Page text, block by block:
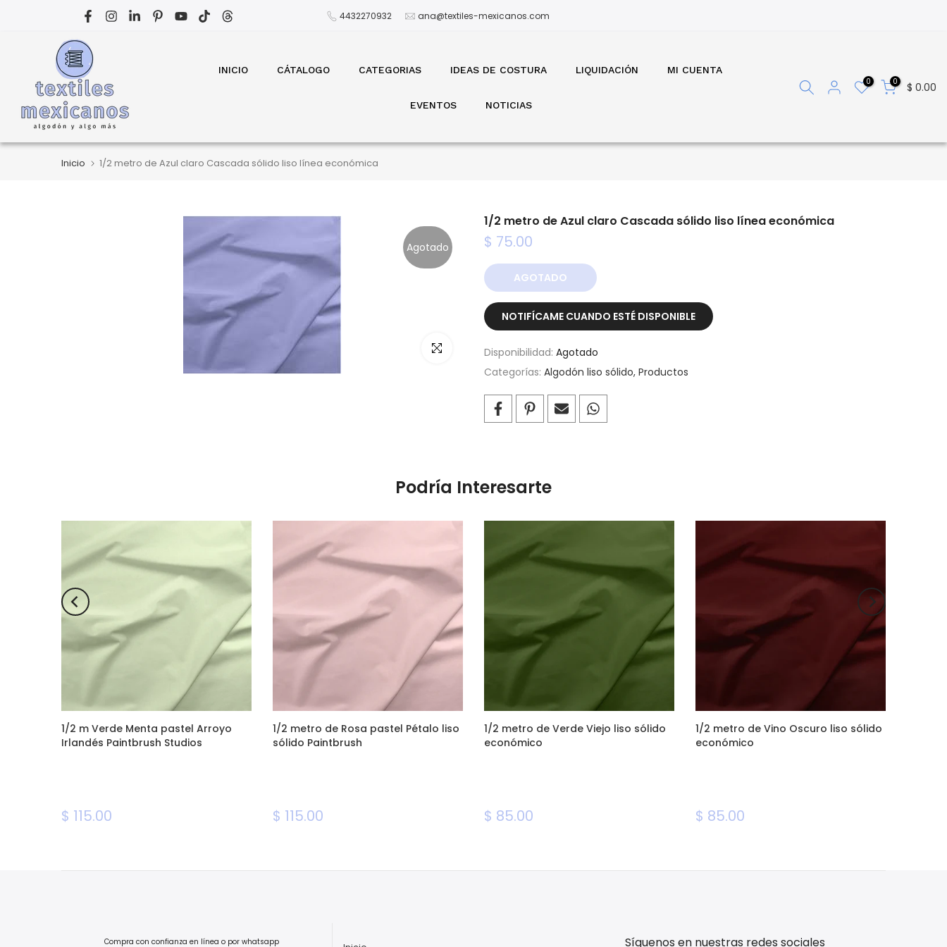
contenido
4432270932 ana@textiles-mexicanos.com
INICIO CÁTALOGO CATEGORIAS IDEAS DE COSTURA LIQUIDACIÓN MI CUENTA
EVENTOS NOTICIAS
0 0 $ 0.00
Inicio 1/2 metro de Azul claro Cascada sólido liso línea económica
Agotado
Haz clic para ampliar
1/2 metro de Azul claro Cascada sólido liso línea económica
$ 75.00
AGOTADO
NOTIFÍCAME CUANDO ESTÉ DISPONIBLE
Disponibilidad: Agotado
Categorías: Algodón liso sólido Productos
Podría Interesarte
1/2 m Verde Menta pastel Arroyo
Irlandés Paintbrush Studios
$ 115.00
1/2 metro de Rosa pastel Pétalo liso
sólido Paintbrush
$ 115.00
1/2 metro de Verde Viejo liso sólido
económico
$ 85.00
1/2 metro de Vino Oscuro liso sólido
económico
$ 85.00
Compra con confianza en línea o por whatsapp Síguenos en nuestras redes sociales